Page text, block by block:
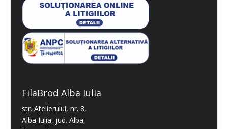
FilaBrod Alba Iulia
str. Atelierului, nr. 8,
Alba Iulia, jud. Alba,